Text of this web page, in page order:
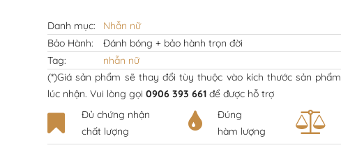
Danh mục:
Nhẫn nữ
Bảo Hành:
Đánh bóng + bảo hành trọn đời
Tag:
nhẫn nữ
(*)Giá sản phẩm sẽ thay đổi tùy thuộc vào kích thước sản
lúc nhận. Vui lòng gọi 0906 393 661 để được hỗ trợ
Đủ chứng nhận
chất lượng
Đúng
hàm lượng